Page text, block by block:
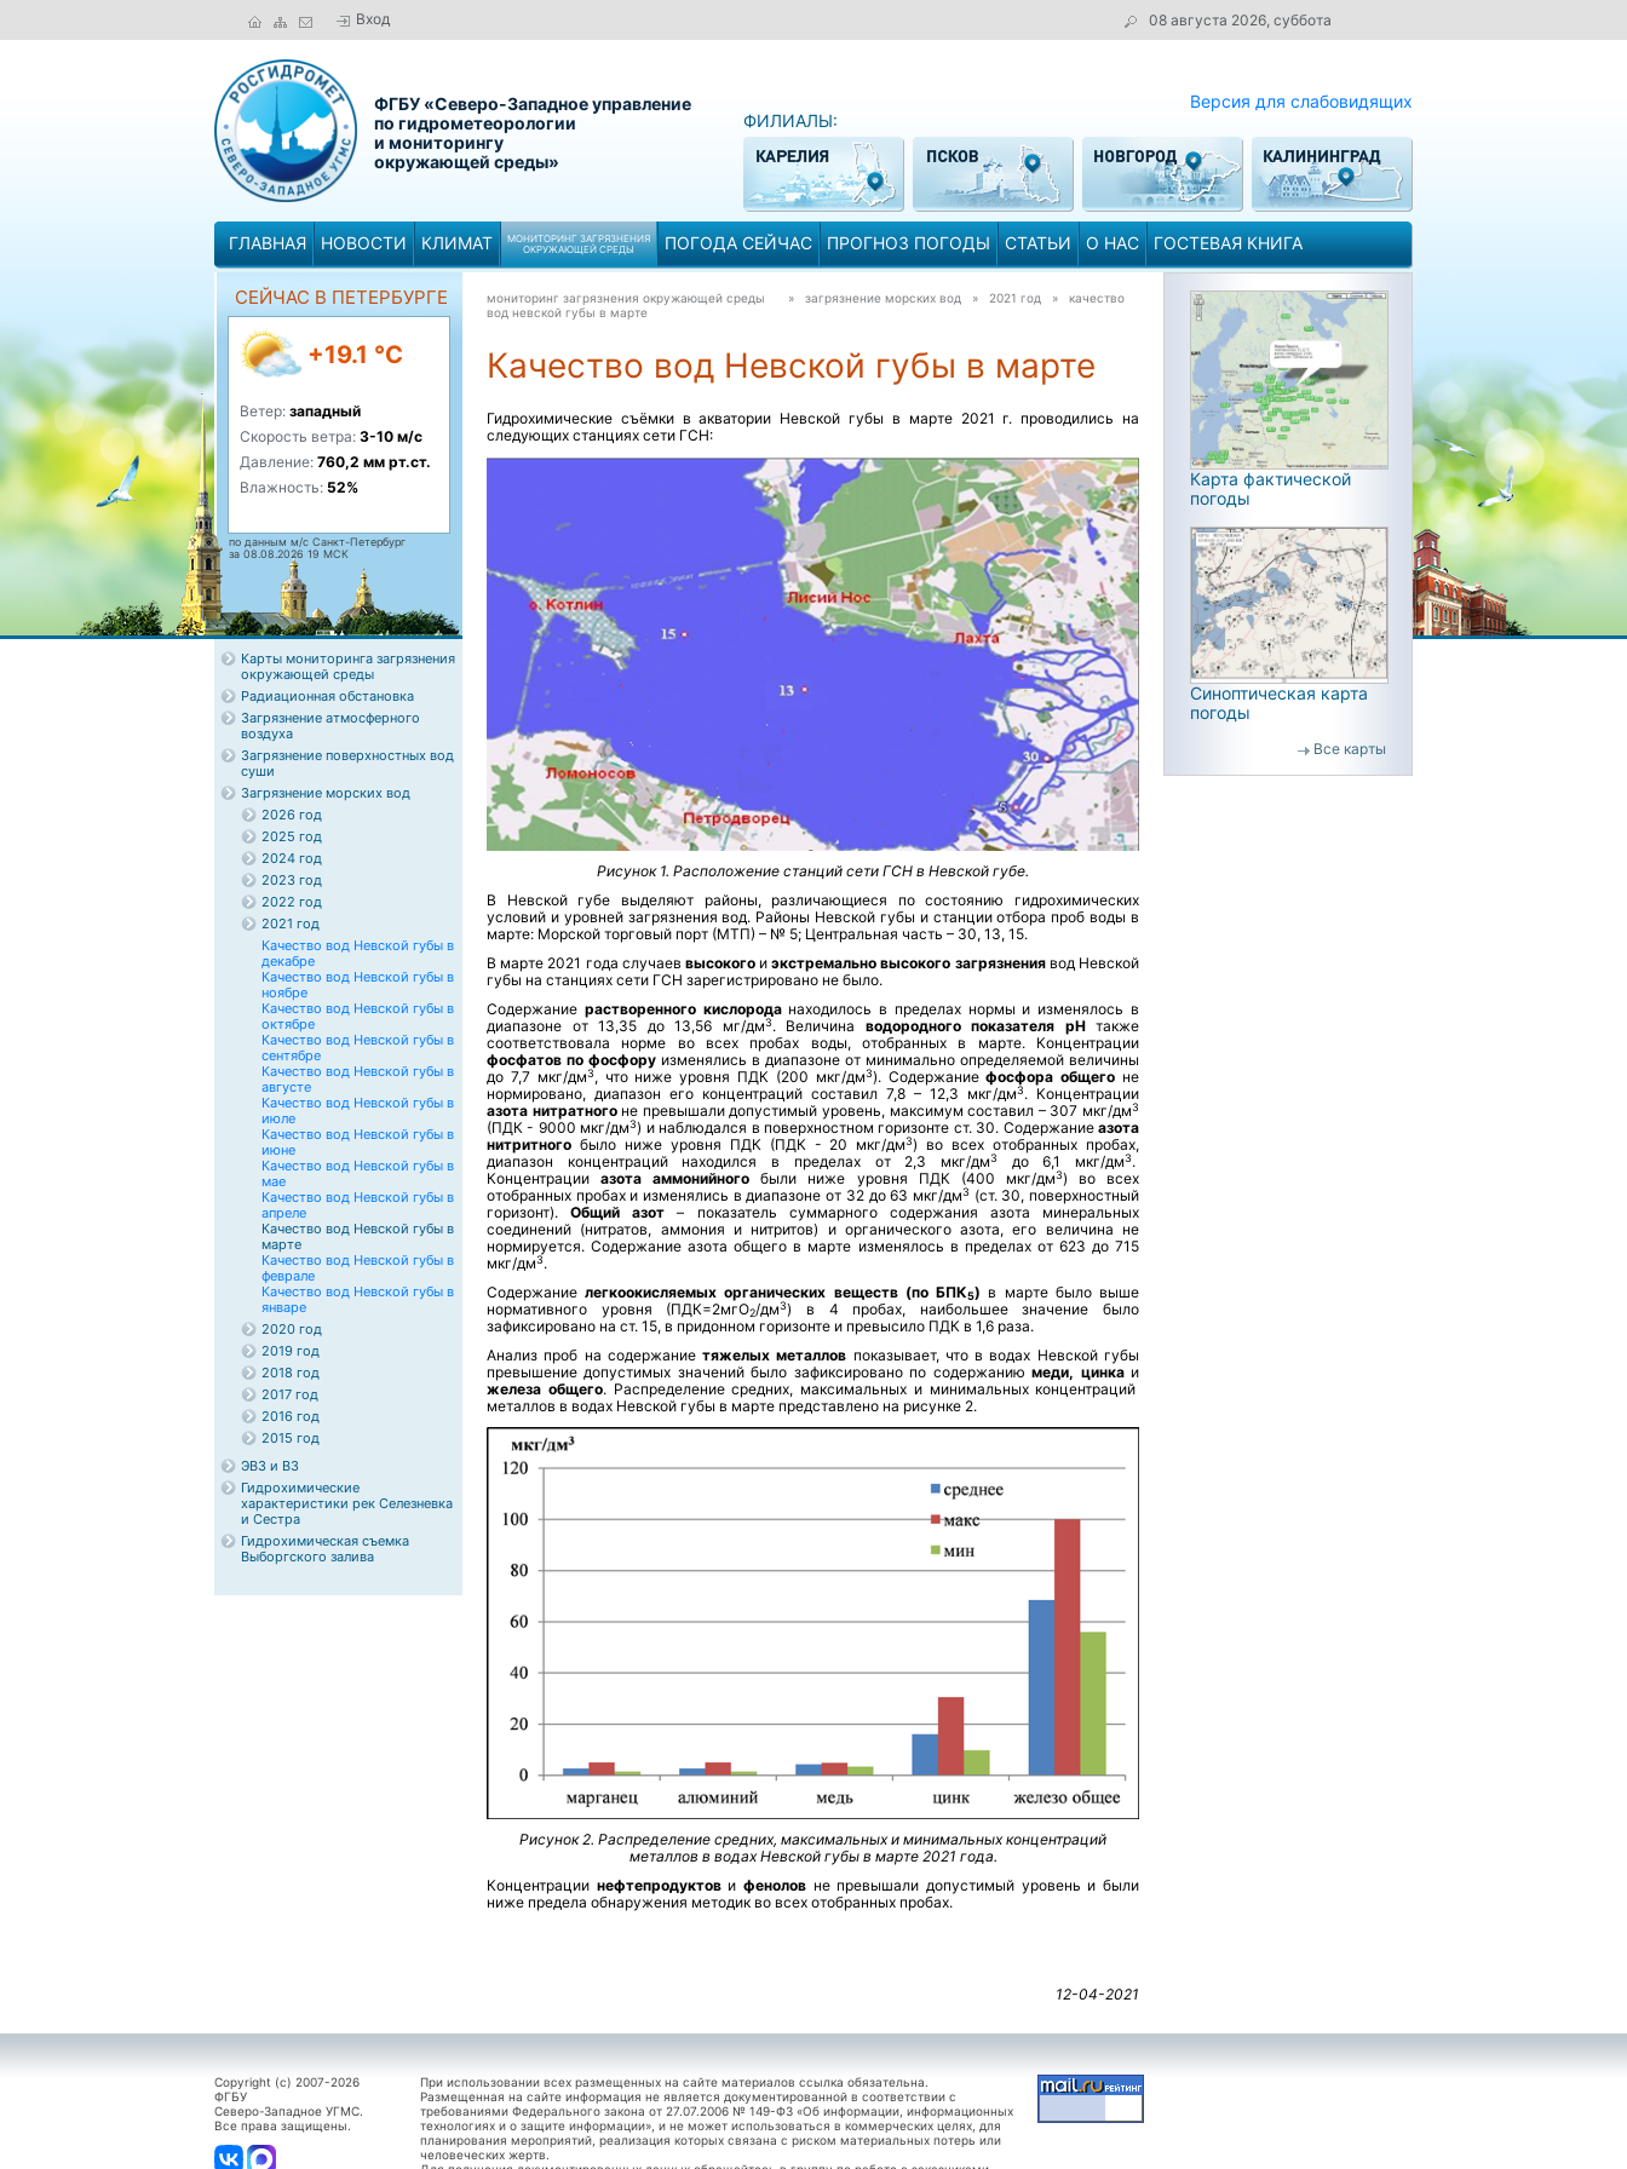
Вход 08 августа 2026, суббота
ФГБУ «Северо-Западное управление
по гидрометеорологии
и мониторингу
окружающей среды»
Версия для слабовидящих
ФИЛИАЛЫ:
ГЛАВНАЯ НОВОСТИ КЛИМАТ
МОНИТОРИНГ ЗАГРЯЗНЕНИЯ
ОКРУЖАЮЩЕЙ СРЕДЫ
ПОГОДА СЕЙЧАС ПРОГНОЗ ПОГОДЫ СТАТЬИ О НАС ГОСТЕВАЯ КНИГА
СЕЙЧАС В ПЕТЕРБУРГЕ
+19.1 °C
Ветер: западный
Скорость ветра: 3-10 м/с
Давление: 760,2 мм рт.ст.
Влажность: 52%
по данным м/с Санкт-Петербург
за 08.08.2026 19 МСК
Карты мониторинга загрязнения
окружающей среды
Радиационная обстановка
Загрязнение атмосферного
воздуха
Загрязнение поверхностных вод
суши
Загрязнение морских вод
2026 год
2025 год
2024 год
2023 год
2022 год
2021 год
Качество вод Невской губы в
декабре
Качество вод Невской губы в
ноябре
Качество вод Невской губы в
октябре
Качество вод Невской губы в
сентябре
Качество вод Невской губы в
августе
Качество вод Невской губы в
июле
Качество вод Невской губы в
июне
Качество вод Невской губы в
мае
Качество вод Невской губы в
апреле
Качество вод Невской губы в
марте
Качество вод Невской губы в
феврале
Качество вод Невской губы в
январе
2020 год
2019 год
2018 год
2017 год
2016 год
2015 год
ЭВЗ и ВЗ
Гидрохимические
характеристики рек Селезневка
и Сестра
Гидрохимическая съемка
Выборгского залива
мониторинг загрязнения окружающей среды » загрязнение морских вод » 2021 год » качество
вод невской губы в марте
Качество вод Невской губы в марте
Гидрохимические съёмки в акватории Невской губы в марте 2021 г. проводились на
следующих станциях сети ГСН:
Рисунок 1. Расположение станций сети ГСН в Невской губе.
В Невской губе выделяют районы, различающиеся по состоянию гидрохимических
условий и уровней загрязнения вод. Районы Невской губы и станции отбора проб воды в
марте: Морской торговый порт (МТП) – № 5; Центральная часть – 30, 13, 15.
В марте 2021 года случаев высокого иэкстремально высокого загрязнения вод Невской
губы на станциях сети ГСН зарегистрировано не было.
Содержание растворенного кислороданаходилось в пределах нормы и изменялось в
диапазоне от 13,35 до 13,56 мг/дм3. Величина водородного показателя рНтакже
соответствовала норме во всех пробах воды, отобранных в марте. Концентрации
фосфатов по фосфору изменялись в диапазоне от минимально определяемой величины
до 7,7 мкг/дм3, что ниже уровня ПДК (200 мкг/дм3). Содержаниефосфора общего не
нормировано, диапазон его концентраций составил 7,8 – 12,3 мкг/дм3. Концентрации
азота нитратногоне превышали допустимый уровень, максимум составил – 307 мкг/дм3
(ПДК - 9000 мкг/дм3) и наблюдался в поверхностном горизонте ст. 30. Содержание азота
нитритного было ниже уровня ПДК (ПДК - 20 мкг/дм3) во всех отобранных пробах,
диапазон концентраций находился в пределах от 2,3 мкг/дм3 до 6,1 мкг/дм3.
Концентрацииазота аммонийного были ниже уровня ПДК (400 мкг/дм3) во всех
отобранных пробах и изменялись в диапазоне от 32 до 63 мкг/дм3 (ст. 30, поверхностный
горизонт).Общий азот – показатель суммарного содержания азота минеральных
соединений (нитратов, аммония и нитритов) и органического азота, его величина не
нормируется. Содержание азота общего в марте изменялось в пределах от 623 до 715
мкг/дм3.
Содержание легкоокисляемых органических веществ (по БПК5) в марте было выше
нормативного уровня (ПДК=2мгО2/дм3) в 4 пробах, наибольшее значение было
зафиксировано на ст. 15, в придонном горизонте и превысило ПДК в 1,6 раза.
Анализ проб на содержаниетяжелых металлов показывает, что в водах Невской губы
превышение допустимых значений было зафиксировано по содержаниюмеди, цинка и
железа общего. Распределение средних, максимальных и минимальных концентраций
металлов в водах Невской губы в марте представлено на рисунке 2.
Рисунок 2. Распределение средних, максимальных и минимальных концентраций
металлов в водах Невской губы в марте 2021 года.
Концентрации нефтепродуктов и фенолов не превышали допустимый уровень и были
ниже предела обнаружения методик во всех отобранных пробах.
12-04-2021
Карта фактической
погоды
Синоптическая карта
погоды
Все карты
Copyright (c) 2007-2026
ФГБУ
Северо-Западное УГМС.
Все права защищены.
При использовании всех размещенных на сайте материалов ссылка обязательна.
Размещенная на сайте информация не является документированной в соответствии с
требованиями Федерального закона от 27.07.2006 № 149-ФЗ «Об информации, информационных
технологиях и о защите информации», и не может использоваться в коммерческих целях, для
планирования мероприятий, реализация которых связана с риском материальных потерь или
человеческих жертв.